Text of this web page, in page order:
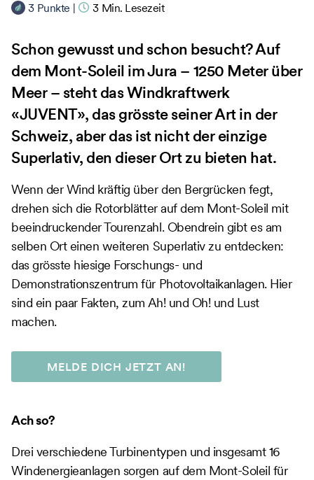
3 Punkte | 3 Min. Lesezeit
Schon gewusst und schon besucht? Auf
dem Mont-Soleil im Jura – 1250 Meter über
Meer – steht das Windkraftwerk
«JUVENT», das grösste seiner Art in der
Schweiz, aber das ist nicht der einzige
Superlativ, den dieser Ort zu bieten hat.
Wenn der Wind kräftig über den Bergrücken fegt,
drehen sich die Rotorblätter auf dem Mont-Soleil mit
beeindruckender Tourenzahl. Obendrein gibt es am
selben Ort einen weiteren Superlativ zu entdecken:
das grösste hiesige Forschungs- und
Demonstrationszentrum für Photovoltaikanlagen. Hier
sind ein paar Fakten, zum Ah! und Oh! und Lust
machen.
MELDE DICH JETZT AN!
Ach so?
Drei verschiedene Turbinentypen und insgesamt 16
Windenergieanlagen sorgen auf dem Mont-Soleil für